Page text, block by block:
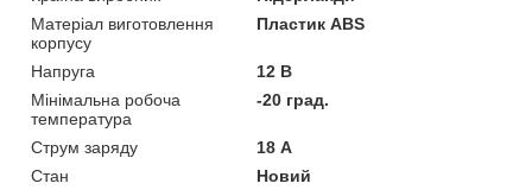
Матеріал виготовлення
корпусу
Пластик ABS
Напруга
12 В
Мінімальна робоча
температура
-20 град.
Струм заряду
18 А
Стан
Новий